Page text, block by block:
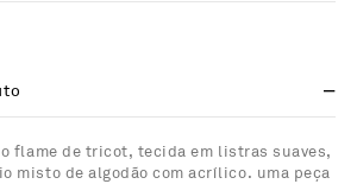
flame de tricot, tecida em listras suaves,
misto de algodão com acrílico. uma peça